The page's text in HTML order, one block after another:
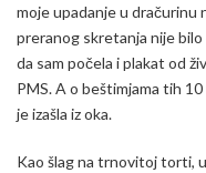
moje upadanje u dračurinu
preranog skretanja nije bilo
da sam počela i plakat od
PMS. A o beštimjama tih
je izašla iz oka.
Kao šlag na trnovitoj torti,